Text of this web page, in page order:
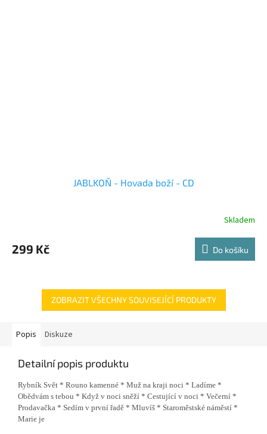
JABLKOŇ - Hovada boží - CD
Skladem
299 Kč Do košíku
ZOBRAZIT VŠECHNY SOUVISEJÍCÍ PRODUKTY
Popis Diskuze
Detailní popis produktu
Rybník Svět * Rouno kamenné * Muž na kraji noci * Ladíme *
Obědvám s tebou * Když v noci sněží * Cestující v noci * Večerní *
Prodavačka * Sedím v první řadě * Mluvíš * Staroměstské náměstí *
Marie je